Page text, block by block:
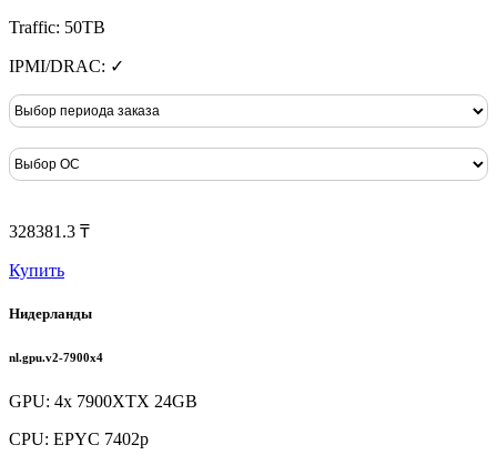
Traffic: 50TB
IPMI/DRAC: ✓
328381.3 ₸
Купить
Нидерланды
nl.gpu.v2-7900x4
GPU: 4x 7900XTX 24GB
CPU: EPYC 7402p